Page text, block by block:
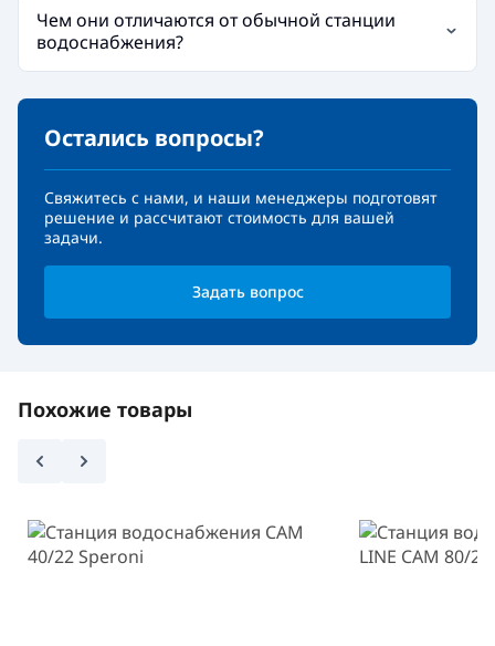
Чем они отличаются от обычной станции
водоснабжения?
Остались вопросы?
Свяжитесь с нами, и наши менеджеры подготовят
решение и рассчитают стоимость для вашей
задачи.
Задать вопрос
Похожие товары